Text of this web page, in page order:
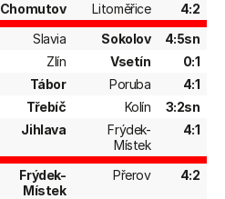
Chomutov Litoměřice
4:2
Slavia Sokolov
4:5sn
Zlín Vsetín
0:1
Tábor Poruba
4:1
Třebíč Kolín
3:2sn
Jihlava
Frýdek-
Místek
4:1
Frýdek-
Místek
Přerov 4:2